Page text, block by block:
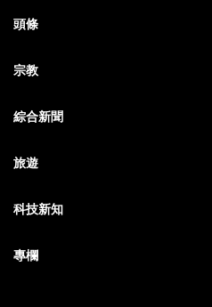
頭條
宗教
綜合新聞
旅遊
科技新知
專欄